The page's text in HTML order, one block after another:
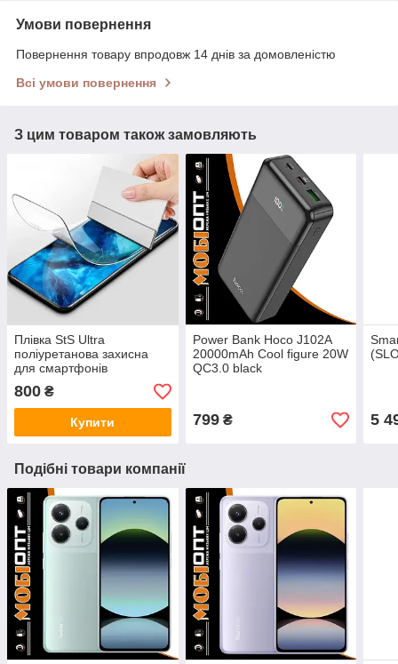
Умови повернення
Повернення товару впродовж 14 днів за домовленістю
Всі умови повернення
З цим товаром також замовляють
Плівка StS Ultra
поліуретанова захисна
для смартфонів
800 ₴
Купити
Power Bank Hoco J102A
20000mAh Cool figure 20W
QC3.0 black
799₴ 5
Подібні товари компанії